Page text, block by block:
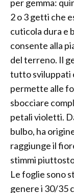
per gemma:
2 o 3 getti che
cuticola dura e
consente alla
del terreno. Il
tutto sviluppati
permette alle
sbocciare
petali violetti.
bulbo, ha
raggiunge il
stimmi
Le foglie sono
genere i 30/35